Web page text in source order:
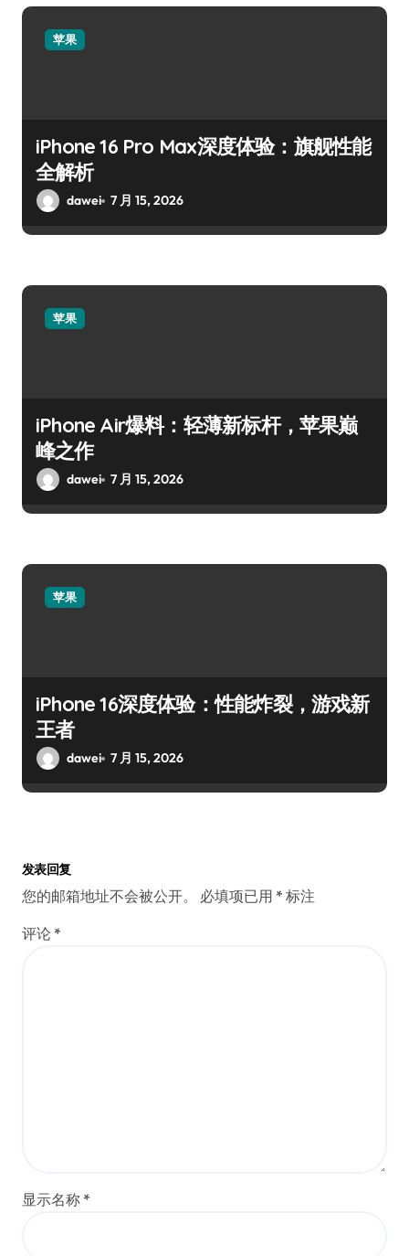
苹果
iPhone 16 Pro Max深度体验：旗舰性能
全解析
dawei 7 月 15, 2026
苹果
iPhone Air爆料：轻薄新标杆，苹果巅
峰之作
dawei 7 月 15, 2026
苹果
iPhone 16深度体验：性能炸裂，游戏新
王者
dawei 7 月 15, 2026
发表回复
您的邮箱地址不会被公开。 必填项已用 * 标注
评论 *
显示名称 *